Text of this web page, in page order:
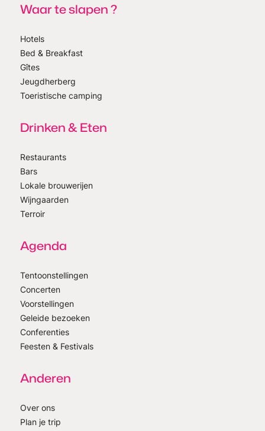
Waar te slapen ?
Hotels
Bed & Breakfast
Gîtes
Jeugdherberg
Toeristische camping
Drinken & Eten
Restaurants
Bars
Lokale brouwerijen
Wijngaarden
Terroir
Agenda
Tentoonstellingen
Concerten
Voorstellingen
Geleide bezoeken
Conferenties
Feesten & Festivals
Anderen
Over ons
Plan je trip